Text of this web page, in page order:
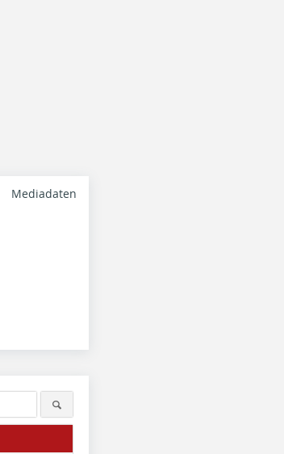
Mediadaten